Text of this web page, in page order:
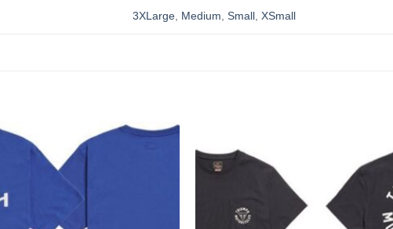
3XLarge Medium ,Small ,XSmall